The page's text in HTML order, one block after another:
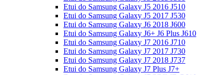
Etui do Samsung Galaxy J5 2016 J510
Etui do Samsung Galaxy J5 2017 J530
Etui do Samsung Galaxy J6 2018 J600
Etui do Samsung Galaxy J6+ J6 Plus J610
Etui do Samsung Galaxy J7 2016 J710
Etui do Samsung Galaxy J7 2017 J730
Etui do Samsung Galaxy J7 2018 J737
Etui do Samsung Galaxy J7 Plus J7+